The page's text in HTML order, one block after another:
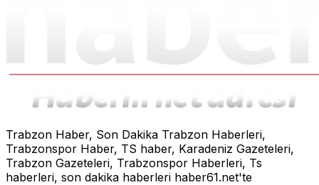
Trabzon Haber, Son Dakika Trabzon Haberleri,
Trabzonspor Haber, TS haber, Karadeniz Gazeteleri,
Trabzon Gazeteleri, Trabzonspor Haberleri, Ts
haberleri, son dakika haberleri haber61.net'te